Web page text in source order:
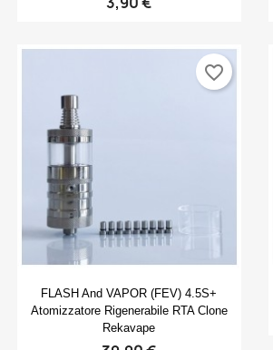
Anteprima
FLASH And VAPOR (FEV) 4.5S+
Atomizzatore Rigenerabile RTA Clone
Rekavape
favorite_border